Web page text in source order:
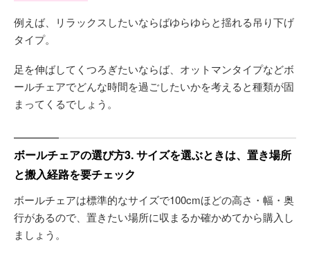
例えば、リラックスしたいならばゆらゆらと揺れる吊り下げ
タイプ。
足を伸ばしてくつろぎたいならば、オットマンタイプなどボ
ールチェアでどんな時間を過ごしたいかを考えると種類が固
まってくるでしょう。
ボールチェアの選び方3. サイズを選ぶときは、置き場所
と搬入経路を要チェック
ボールチェアは標準的なサイズで100cmほどの高さ・幅・奥
行があるので、置きたい場所に収まるか確かめてから購入し
ましょう。